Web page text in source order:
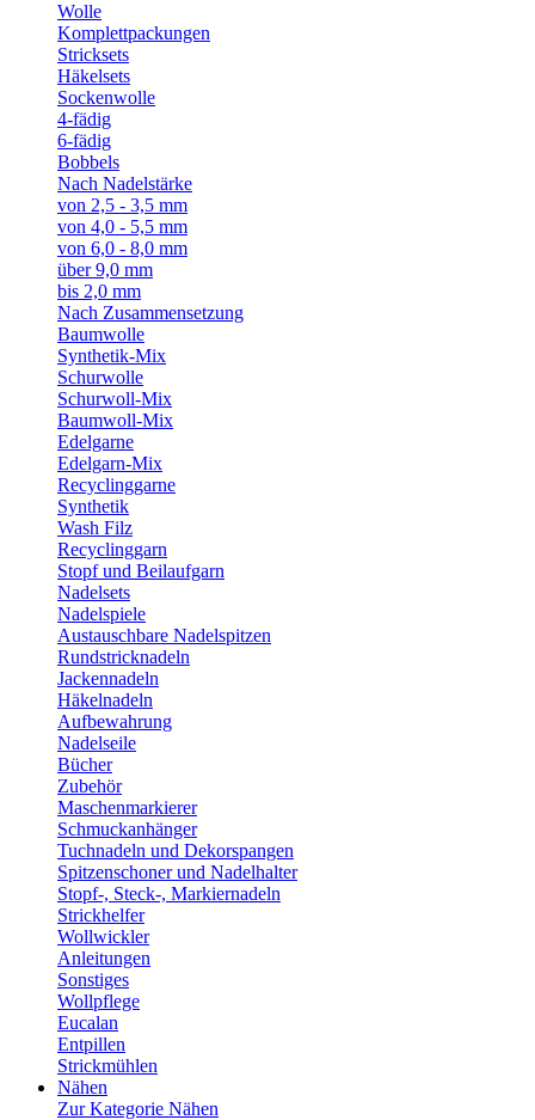
Wolle
Komplettpackungen
Stricksets
Häkelsets
Sockenwolle
4-fädig
6-fädig
Bobbels
Nach Nadelstärke
von 2,5 - 3,5 mm
von 4,0 - 5,5 mm
von 6,0 - 8,0 mm
über 9,0 mm
bis 2,0 mm
Nach Zusammensetzung
Baumwolle
Synthetik-Mix
Schurwolle
Schurwoll-Mix
Baumwoll-Mix
Edelgarne
Edelgarn-Mix
Recyclinggarne
Synthetik
Wash Filz
Recyclinggarn
Stopf und Beilaufgarn
Nadelsets
Nadelspiele
Austauschbare Nadelspitzen
Rundstricknadeln
Jackennadeln
Häkelnadeln
Aufbewahrung
Nadelseile
Bücher
Zubehör
Maschenmarkierer
Schmuckanhänger
Tuchnadeln und Dekorspangen
Spitzenschoner und Nadelhalter
Stopf-, Steck-, Markiernadeln
Strickhelfer
Wollwickler
Anleitungen
Sonstiges
Wollpflege
Eucalan
Entpillen
Strickmühlen
Nähen
Zur Kategorie Nähen